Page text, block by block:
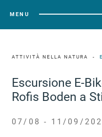
MENU
ATTIVITÀ NELLA NATURA
Escursione E-
Rofis Boden a
07/08 - 11/09/